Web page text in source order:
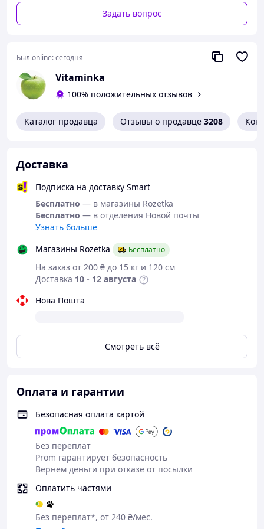
Задать вопрос
Был online:сегодня
Vitaminka
100% положительных отзывов
Каталог продавца Отзывы о продавце 3208
Доставка
Подписка на доставку Smart
Бесплатно — в магазины Rozetka
Бесплатно — в отделения Новой почты
Узнать больше
Магазины Rozetka
Бесплатно
На заказ от 200 ₴ до 15 кг и 120 см
Доставка 10 - 12 августа
Нова Пошта
Смотреть всё
Оплата и гарантии
Безопасная оплата картой
Без переплат
Prom гарантирует безопасность
Вернем деньги при отказе от посылки
Оплатить частями
Без переплат*, от 240 ₴/мес.